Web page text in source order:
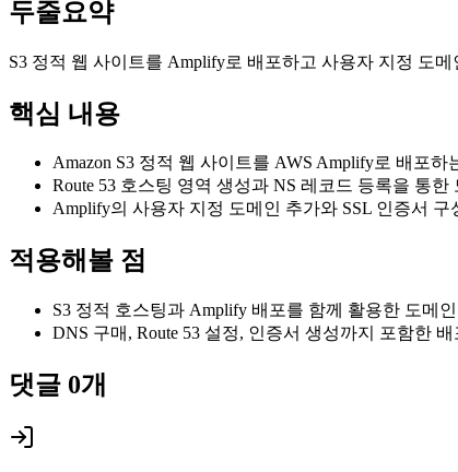
두줄요약
S3 정적 웹 사이트를 Amplify로 배포하고 사용자 지정 도
핵심 내용
Amazon S3 정적 웹 사이트를 AWS Amplify로 배포하
Route 53 호스팅 영역 생성과 NS 레코드 등록을 통한
Amplify의 사용자 지정 도메인 추가와 SSL 인증서 구
적용해볼 점
S3 정적 호스팅과 Amplify 배포를 함께 활용한 도메
DNS 구매, Route 53 설정, 인증서 생성까지 포함한
댓글 0개